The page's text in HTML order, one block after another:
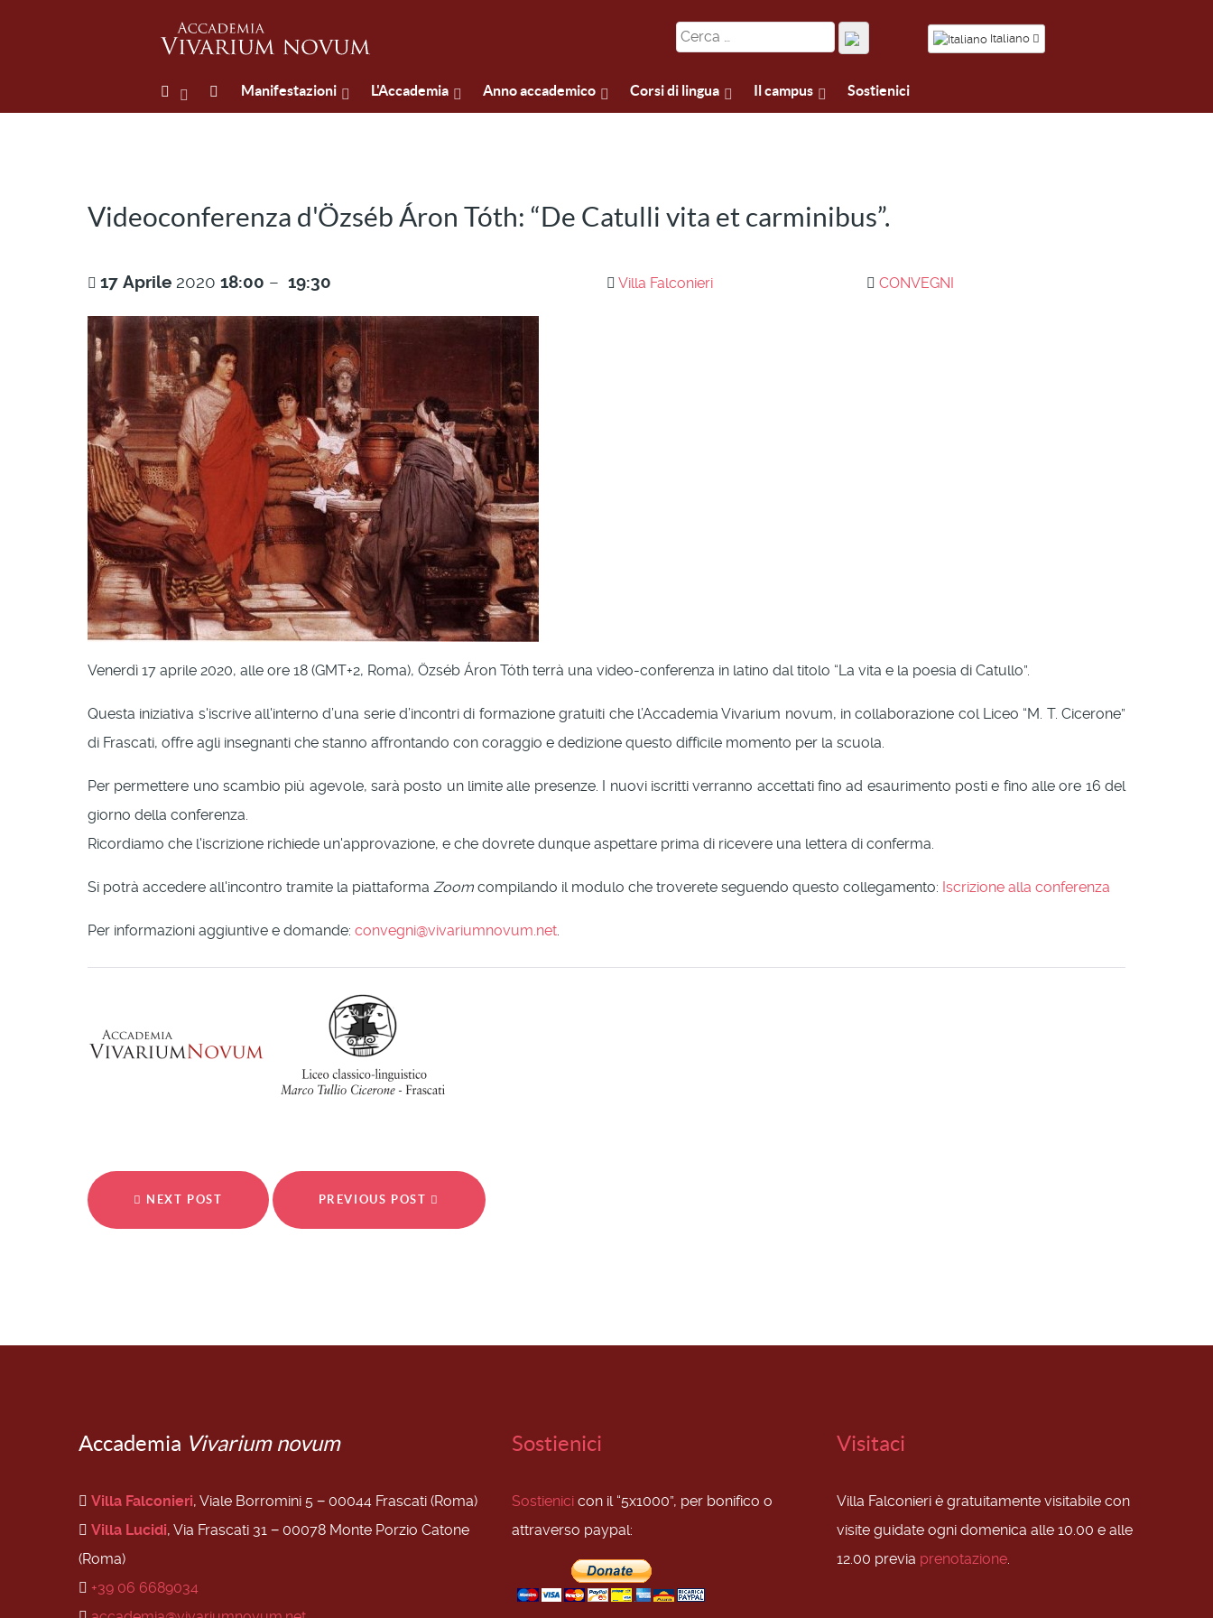
Italiano
Manifestazioni L'Accademia Anno accademico Corsi di lingua Il campus Sostienici
Videoconferenza d'Özséb Áron Tóth: “De Catulli vita et carminibus”.
17 Aprile 2020 18:00 – 19:30 Villa Falconieri CONVEGNI
Venerdì 17 aprile 2020, alle ore 18 (GMT+2, Roma), Özséb Áron Tóth terrà una video-conferenza in latino dal titolo “La vita e la poesia di Catullo”.
Questa iniziativa s'iscrive all'interno d’una serie d’incontri di formazione gratuiti che l’Accademia Vivarium novum, in collaborazione col Liceo “M. T. Cicerone”
di Frascati, offre agli insegnanti che stanno affrontando con coraggio e dedizione questo difficile momento per la scuola.
Per permettere uno scambio più agevole, sarà posto un limite alle presenze. I nuovi iscritti verranno accettati fino ad esaurimento posti e fino alle ore 16 del
giorno della conferenza.
Ricordiamo che l'iscrizione richiede un'approvazione, e che dovrete dunque aspettare prima di ricevere una lettera di conferma.
Si potrà accedere all'incontro tramite la piattaforma Zoom compilando il modulo che troverete seguendo questo collegamento: Iscrizione alla conferenza
Per informazioni aggiuntive e domande: convegni@vivariumnovum.net.
NEXT POST PREVIOUS POST
Accademia Vivarium novum
Villa Falconieri, Viale Borromini 5 − 00044 Frascati (Roma)
Villa Lucidi, Via Frascati 31 − 00078 Monte Porzio Catone
(Roma)
+39 06 6689034
Sostienici
Sostienici con il “5x1000”, per bonifico o
attraverso paypal:
Visitaci
Villa Falconieri è gratuitamente visitabile con
visite guidate ogni domenica alle 10.00 e alle
12.00 previa prenotazione.